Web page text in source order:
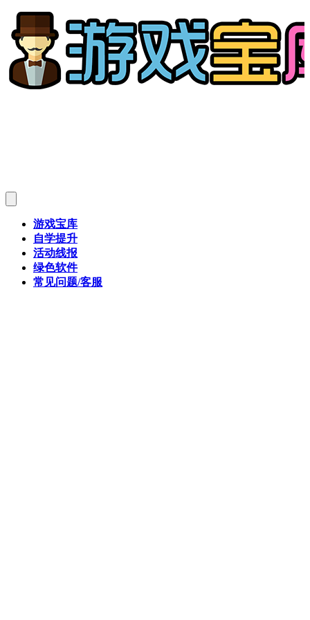
游戏宝库
自学提升
活动线报
绿色软件
常见问题/客服